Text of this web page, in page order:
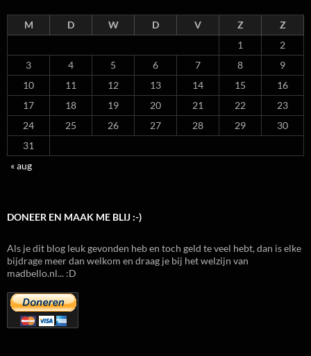
M D W D V Z
Z
1
2
3
4 5 6 7 8
9
10
11 12 13 14 15
16
17
18 19 20 21 22
23
24
25 26 27 28 29
30
31
« aug
DONEER EN MAAK ME BLIJ :-)
Als je dit blog leuk gevonden heb en toch geld te veel hebt, dan is elke
bijdrage meer dan welkom en draag je bij het welzijn van
madbello.nl... :D